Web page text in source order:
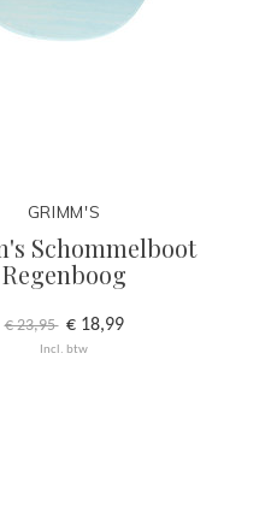
GRIMM'S
Schommelboot
Regenboog
€ 23,95 € 18,99
Incl. btw